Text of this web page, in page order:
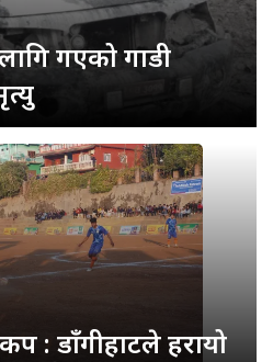
गएको गाडी
: डाँगीहाटले हरायो